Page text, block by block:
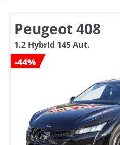
Peugeot 408
1.2 Hybrid 145 Aut.
-44%